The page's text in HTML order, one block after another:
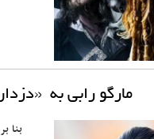
مارگو رابی به
بنا